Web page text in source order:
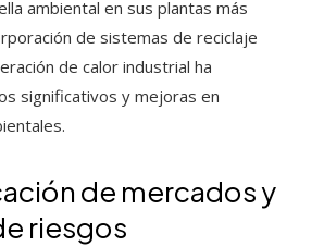
ambiental en sus plantas más
de sistemas de reciclaje
de calor industrial ha
significativos y mejoras en
de mercados y
riesgos